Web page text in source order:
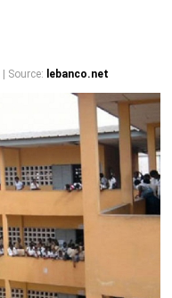
| Source: lebanco.net